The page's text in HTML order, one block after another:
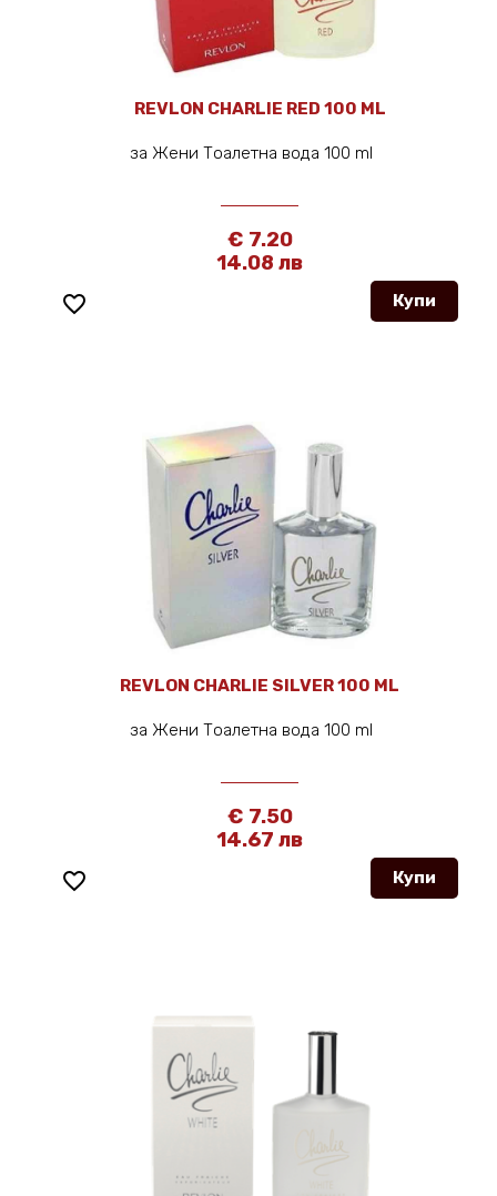
favorite_border
REVLON CHARLIE RED 100 ML
за Жени Тоалетна вода 100 ml
€ 7.20
14.08 лв
Купи
favorite_border
REVLON CHARLIE SILVER 100 ML
за Жени Тоалетна вода 100 ml
€ 7.50
14.67 лв
Купи